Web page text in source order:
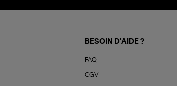
BESOIN D'AIDE ?
FAQ
CGV